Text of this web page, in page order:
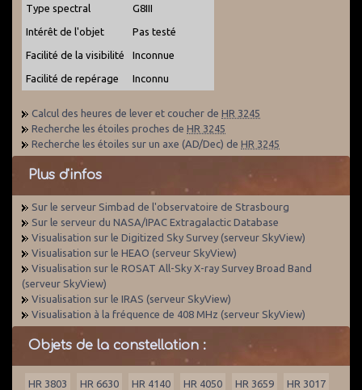
Type spectral G8III
Intérêt de l'objet Pas testé
Facilité de la visibilité Inconnue
Facilité de repérage Inconnu
Calcul des heures de lever et coucher de HR 3245
Recherche les étoiles proches de HR 3245
Recherche les étoiles sur un axe (AD/Dec) de HR 3245
Plus d'infos
Sur le serveur Simbad de l'observatoire de Strasbourg
Sur le serveur du NASA/IPAC Extragalactic Database
Visualisation sur le Digitized Sky Survey (serveur SkyView)
Visualisation sur le HEAO (serveur SkyView)
Visualisation sur le ROSAT All-Sky X-ray Survey Broad Band
(serveur SkyView)
Visualisation sur le IRAS (serveur SkyView)
Visualisation à la fréquence de 408 MHz (serveur SkyView)
Objets de la constellation :
HR 3803 HR 6630 HR 4140 HR 4050 HR 3659 HR 3017